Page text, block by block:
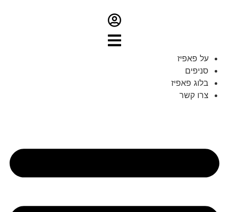
על פאפיז
סניפים
בלוג פאפיז
צרו קשר